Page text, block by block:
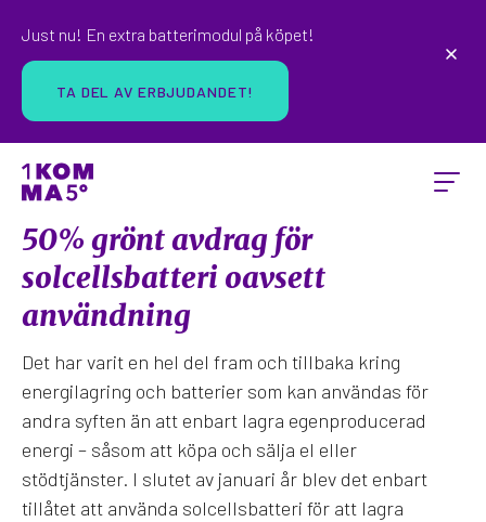
Just nu! En extra batterimodul på köpet!
TA DEL AV ERBJUDANDET!
50% grönt avdrag för
solcellsbatteri oavsett
användning
Det har varit en hel del fram och tillbaka kring
energilagring och batterier som kan användas för
andra syften än att enbart lagra egenproducerad
energi – såsom att köpa och sälja el eller
stödtjänster. I slutet av januari år blev det enbart
tillåtet att använda solcellsbatteri för att lagra